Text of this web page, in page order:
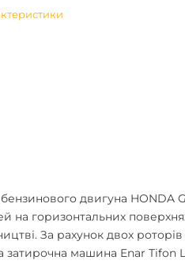
двигуна HONDA
горизонтальних
За рахунок двох
затирочна машина Enar Tifon